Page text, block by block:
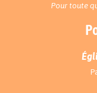
Pour toute